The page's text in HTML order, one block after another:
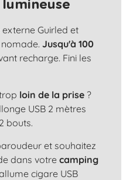
Guirled et
Jusqu'à 100
recharge. Fini les
loin de la prise ?
USB 2 mètres
bouts.
et souhaitez
dans votre camping
cigare USB